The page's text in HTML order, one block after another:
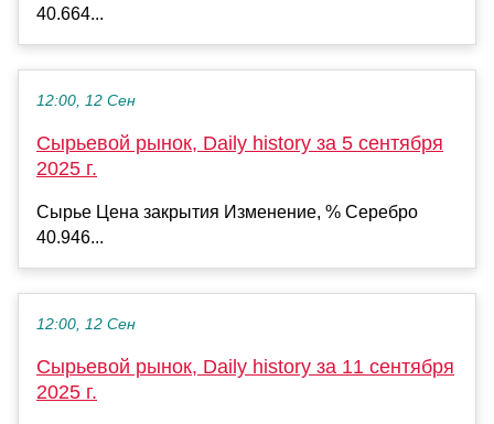
40.664...
12:00, 12 Сен
Сырьевой рынок, Daily history за 5 сентября
2025 г.
Сырье Цена закрытия Изменение, % Серебро
40.946...
12:00, 12 Сен
Сырьевой рынок, Daily history за 11 сентября
2025 г.